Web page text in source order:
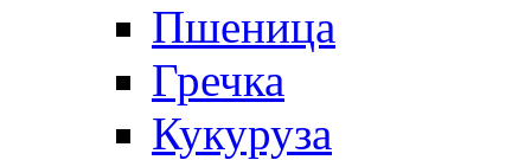
Пшеница
Гречка
Кукуруза